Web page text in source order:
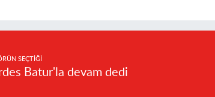
SEÇTIĞI
Batur'la devam dedi